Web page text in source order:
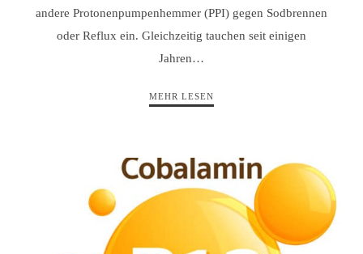
andere Protonenpumpenhemmer (PPI) gegen Sodbrennen
oder Reflux ein. Gleichzeitig tauchen seit einigen
Jahren…
MEHR LESEN